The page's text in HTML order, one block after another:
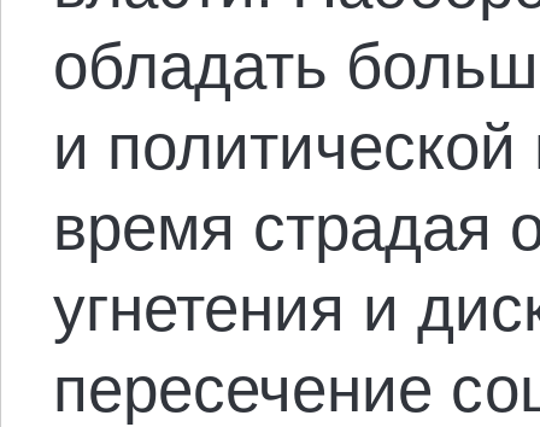
обладать
и
время страдая
угнетения и
пересечение